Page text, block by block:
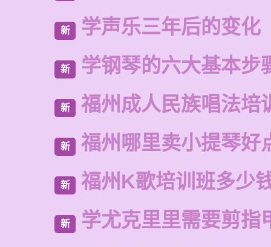
新 学声乐三年后的变化
新 学钢琴的六大基本步
新 福州成人民族唱法培
新 福州哪里卖小提琴好
新 福州K歌培训班多少
新 学尤克里里需要剪指